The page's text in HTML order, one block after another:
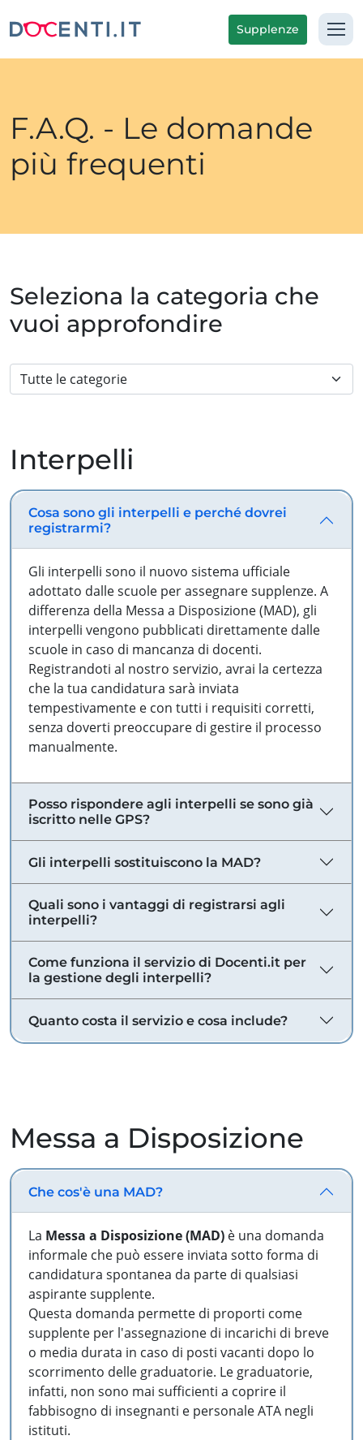
Supplenze
F.A.Q. - Le domande
più frequenti
Seleziona la categoria che
vuoi approfondire
Interpelli
Cosa sono gli interpelli e perché dovrei
registrarmi?
Gli interpelli sono il nuovo sistema ufficiale
adottato dalle scuole per assegnare supplenze. A
differenza della Messa a Disposizione (MAD), gli
interpelli vengono pubblicati direttamente dalle
scuole in caso di mancanza di docenti.
Registrandoti al nostro servizio, avrai la certezza
che la tua candidatura sarà inviata
tempestivamente e con tutti i requisiti corretti,
senza doverti preoccupare di gestire il processo
manualmente.
Posso rispondere agli interpelli se sono già
iscritto nelle GPS?
Gli interpelli sostituiscono la MAD?
Quali sono i vantaggi di registrarsi agli
interpelli?
Come funziona il servizio di Docenti.it per
la gestione degli interpelli?
Quanto costa il servizio e cosa include?
Messa a Disposizione
Che cos'è una MAD?
La Messa a Disposizione (MAD) è una domanda
informale che può essere inviata sotto forma di
candidatura spontanea da parte di qualsiasi
aspirante supplente.
Questa domanda permette di proporti come
supplente per l'assegnazione di incarichi di breve
o media durata in caso di posti vacanti dopo lo
scorrimento delle graduatorie. Le graduatorie,
infatti, non sono mai sufficienti a coprire il
fabbisogno di insegnanti e personale ATA negli
istituti.